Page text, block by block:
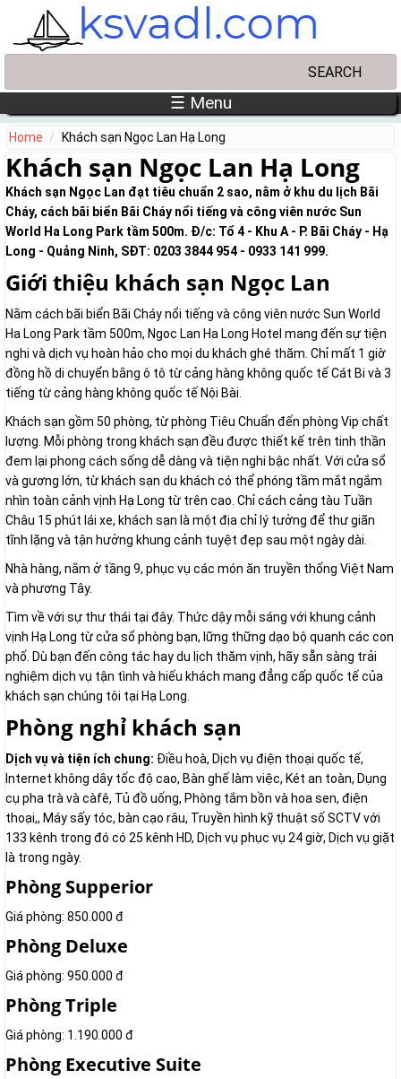
Skip to main content
☰ Menu
Home Khách sạn Ngọc Lan Hạ Long
Khách sạn Ngọc Lan Hạ Long
Khách sạn Ngọc Lan đạt tiêu chuẩn 2 sao, nằm ở khu du lịch Bãi
Cháy, cách bãi biển Bãi Cháy nổi tiếng và công viên nước Sun
World Ha Long Park tầm 500m. Đ/c: Tổ 4 - Khu A - P. Bãi Cháy - Hạ
Long - Quảng Ninh, SĐT: 0203 3844 954 - 0933 141 999.
Giới thiệu khách sạn Ngọc Lan
Nằm cách bãi biển Bãi Cháy nổi tiếng và công viên nước Sun World
Ha Long Park tầm 500m, Ngoc Lan Ha Long Hotel mang đến sự tiện
nghi và dịch vụ hoàn hảo cho mọi du khách ghé thăm. Chỉ mất 1 giờ
đồng hồ di chuyển bằng ô tô từ cảng hàng không quốc tế Cát Bi và 3
tiếng từ cảng hàng không quốc tế Nội Bài.
Khách sạn gồm 50 phòng, từ phòng Tiêu Chuẩn đến phòng Vip chất
lượng. Mỗi phòng trong khách sạn đều được thiết kế trên tinh thần
đem lại phong cách sống dễ dàng và tiện nghi bậc nhất. Với cửa sổ
và gương lớn, từ khách sạn du khách có thể phóng tầm mắt ngắm
nhìn toàn cảnh vịnh Hạ Long từ trên cao. Chỉ cách cảng tàu Tuần
Châu 15 phút lái xe, khách sạn là một địa chỉ lý tưởng để thư giãn
tĩnh lặng và tận hưởng khung cảnh tuyệt đẹp sau một ngày dài.
Nhà hàng, nằm ở tầng 9, phục vụ các món ăn truyền thống Việt Nam
và phương Tây.
Tìm về với sự thư thái tại đây. Thức dậy mỗi sáng với khung cảnh
vịnh Hạ Long từ cửa sổ phòng bạn, lững thững dạo bộ quanh các con
phố. Dù bạn đến công tác hay du lịch thăm vịnh, hãy sẵn sàng trải
nghiệm dịch vụ tận tình và hiếu khách mang đẳng cấp quốc tế của
khách sạn chúng tôi tại Hạ Long.
Phòng nghỉ khách sạn
Dịch vụ và tiện ích chung: Điều hoà, Dịch vụ điện thoại quốc tế,
Internet không dây tốc độ cao, Bàn ghế làm việc, Két an toàn, Dụng
cụ pha trà và càfê, Tủ đồ uống, Phòng tắm bồn và hoa sen, điện
thoại,, Máy sấy tóc, bàn cạo râu, Truyền hình kỹ thuật số SCTV với
133 kênh trong đó có 25 kênh HD, Dịch vụ phục vụ 24 giờ, Dịch vụ giặt
là trong ngày.
Phòng Supperior
Giá phòng: 850.000 đ
Phòng Deluxe
Giá phòng: 950.000 đ
Phòng Triple
Giá phòng: 1.190.000 đ
Phòng Executive Suite